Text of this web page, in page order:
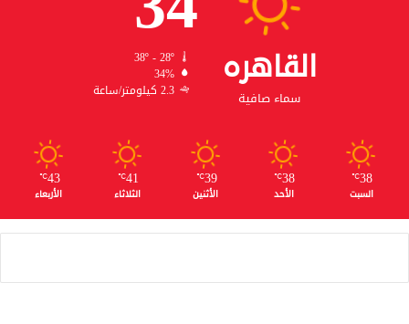
القاهره
سماء صافية
38º - 28º
34%
2.3 كيلومتر/ساعة
38
℃
السبت
38
℃
الأحد
39
℃
الأثنين
41
℃
الثلاثاء
43
℃
الأربعاء